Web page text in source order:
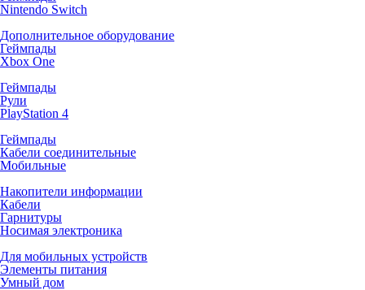
Nintendo Switch
Дополнительное оборудование
Геймпады
Xbox One
Геймпады
Рули
PlayStation 4
Геймпады
Кабели соединительные
Мобильные
Накопители информации
Кабели
Гарнитуры
Носимая электроника
Для мобильных устройств
Элементы питания
Умный дом